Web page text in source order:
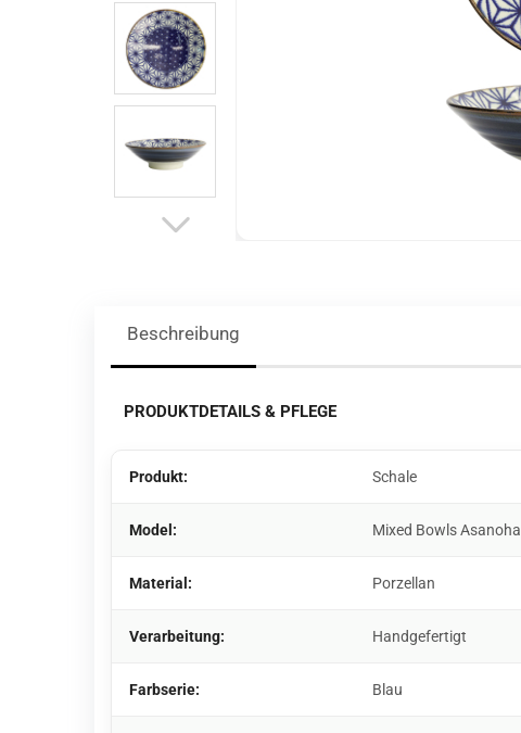
Beschreibung
PRODUKTDETAILS & PFLEGE
Produkt: Schale
Model: Mixed Bowls Asanoha
Material: Porzellan
Verarbeitung: Handgefertigt
Farbserie: Blau